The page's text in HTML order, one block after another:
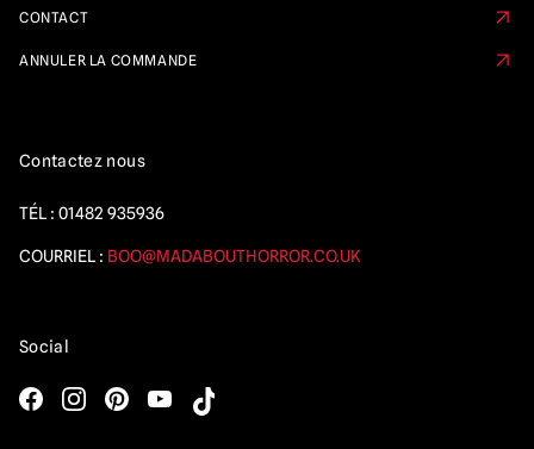
CONTACT
ANNULER LA COMMANDE
Contactez nous
TÉL : 01482 935936
COURRIEL : BOO@MADABOUTHORROR.CO.UK
Social